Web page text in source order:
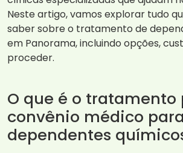
Neste artigo, vamos explorar tudo
saber sobre o tratamento de
em Panorama, incluindo opções,
proceder.
O que é o tratamento
convênio médico para
dependentes